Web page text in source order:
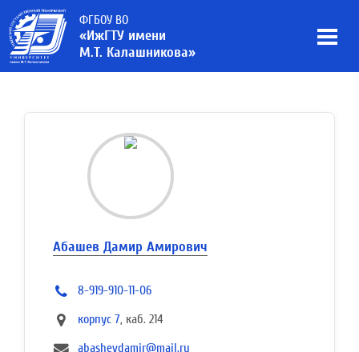
ФГБОУ ВО
«ИжГТУ имени
М.Т. Калашникова»
Абашев Дамир Амирович
8-919-910-11-06
корпус 7, каб. 214
abashevdamir@mail.ru